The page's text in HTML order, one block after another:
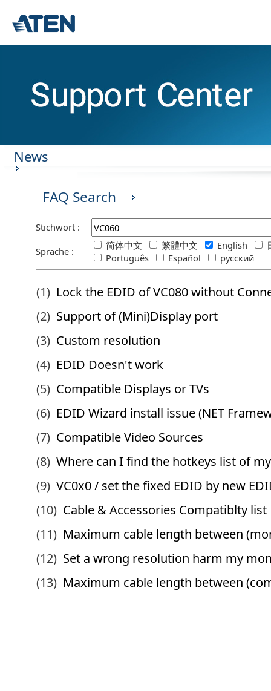
News
FAQ Search
Stichwort :
Sprache :
简体中文 繁體中文 English
Português
Español русский